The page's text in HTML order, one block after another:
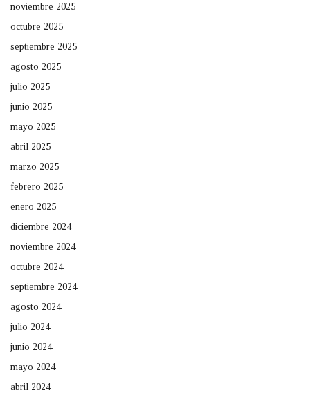
noviembre 2025
octubre 2025
septiembre 2025
agosto 2025
julio 2025
junio 2025
mayo 2025
abril 2025
marzo 2025
febrero 2025
enero 2025
diciembre 2024
noviembre 2024
octubre 2024
septiembre 2024
agosto 2024
julio 2024
junio 2024
mayo 2024
abril 2024